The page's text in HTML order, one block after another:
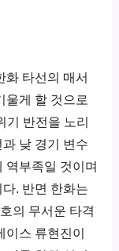
화 타선의 매서
울게 할 것으로
기 반전을 노리
낮 경기 변수
역부족일 것이며
. 반면 한화는
의 무서운 타격
이스 류현진이